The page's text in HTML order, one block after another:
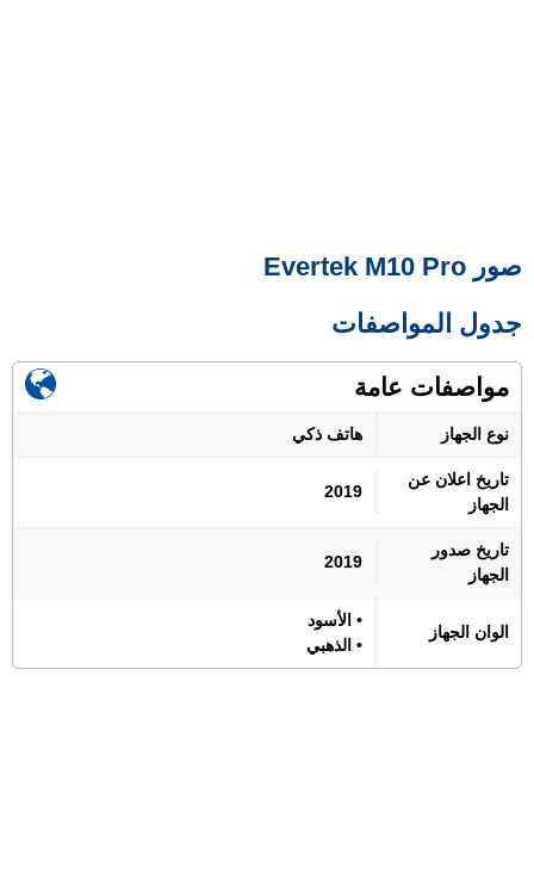
صور Evertek M10 Pro
جدول المواصفات
مواصفات عامة
نوع الجهاز هاتف ذكي
تاريخ اعلان عن
الجهاز
2019
تاريخ صدور
الجهاز
2019
الوان الجهاز
• الأسود
• الذهبي